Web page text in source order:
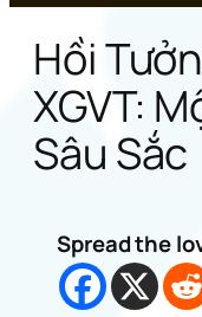
Hồi
XGVT:
Sâu Sắc
Spread the